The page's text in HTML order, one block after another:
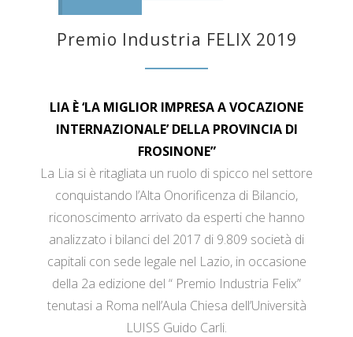
Premio Industria FELIX 2019
LIA È ‘LA MIGLIOR IMPRESA A VOCAZIONE
INTERNAZIONALE’ DELLA PROVINCIA DI
FROSINONE”
La Lia si è ritagliata un ruolo di spicco nel settore
conquistando l’Alta Onorificenza di Bilancio,
riconoscimento arrivato da esperti che hanno
analizzato i bilanci del 2017 di 9.809 società di
capitali con sede legale nel Lazio, in occasione
della 2a edizione del “ Premio Industria Felix”
tenutasi a Roma nell’Aula Chiesa dell’Università
LUISS Guido Carli.